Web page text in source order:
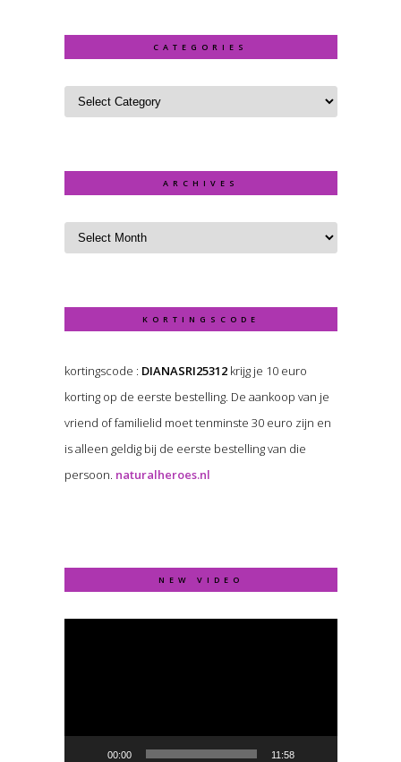
CATEGORIES
ARCHIVES
KORTINGSCODE
kortingscode : DIANASRI25312krijg je 10 euro
korting op de eerste bestelling. De aankoop van je
vriend of familielid moet tenminste 30 euro zijn en
is alleen geldig bij de eerste bestelling van die
persoon. naturalheroes.nl
NEW VIDEO
Video
00:00 11:58